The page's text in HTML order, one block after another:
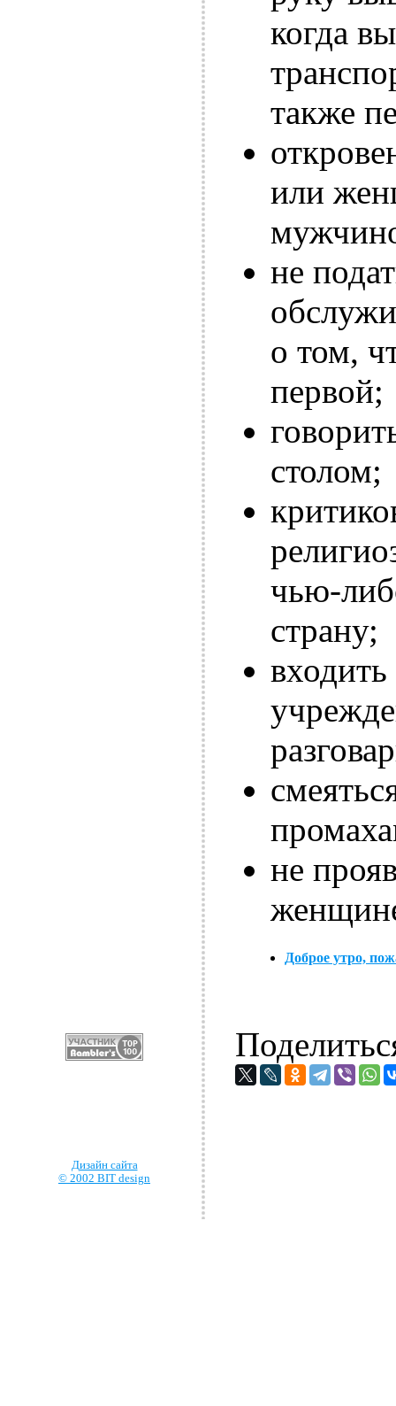
когда
также
или
не
о том,
первой;
столом;
чью-
страну;
не
Доброе утро,
Дизайн сайта
© 2002 BIT design